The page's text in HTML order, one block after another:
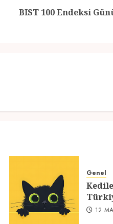
Previous
NextBIST 100 Endeksi
Genel
12